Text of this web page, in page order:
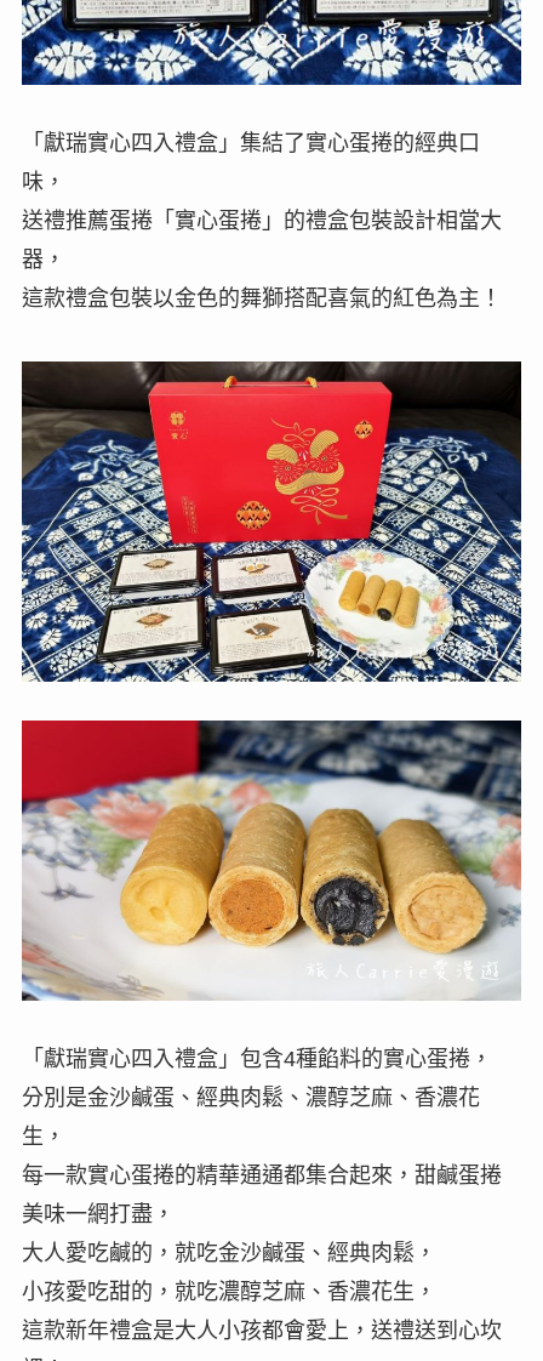
「獻瑞實心四入禮盒」集結了實心蛋捲的經典口
味，
送禮推薦蛋捲「實心蛋捲」的禮盒包裝設計相當大
器，
這款禮盒包裝以金色的舞獅搭配喜氣的紅色為主！
「獻瑞實心四入禮盒」包含4種餡料的實心蛋捲，
分別是金沙鹹蛋、經典肉鬆、濃醇芝麻、香濃花
生，
每一款實心蛋捲的精華通通都集合起來，甜鹹蛋捲
美味一網打盡，
大人愛吃鹹的，就吃金沙鹹蛋、經典肉鬆，
小孩愛吃甜的，就吃濃醇芝麻、香濃花生，
這款新年禮盒是大人小孩都會愛上，送禮送到心坎